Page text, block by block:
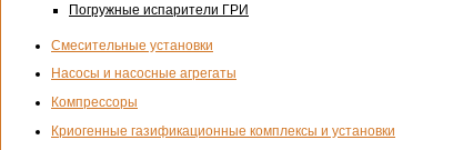
Погружные испарители ГРИ
Смесительные установки
Насосы и насосные агрегаты
Компрессоры
Криогенные газификационные комплексы и установки